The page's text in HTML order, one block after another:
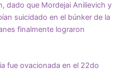
dado que Mordejai Anilievich y
suicidado en el búnker de la
finalmente lograron
fue ovacionada en el 22do